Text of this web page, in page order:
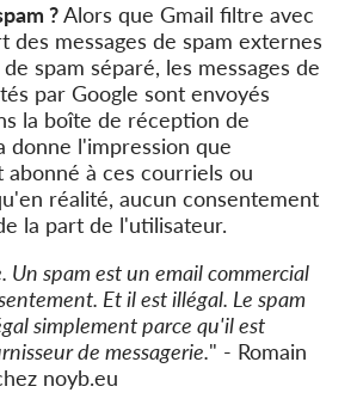
?Alors que Gmail filtre avec
des messages de spam externes
spam séparé, les messages de
par Google sont envoyés
la boîte de réception de
donne l'impression que
à ces courriels ou
réalité, aucun consentement
la part de l'utilisateur.
Un spam est un email commercial
Et il est illégal. Le spam
simplement parce qu'il est
de messagerie." - Romain
noyb.eu